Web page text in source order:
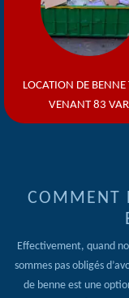
LOCATION DE BENNE
VENANT 83 VAR
COMMENT
Effectivement, quand
sommes pas obligés
de benne est une